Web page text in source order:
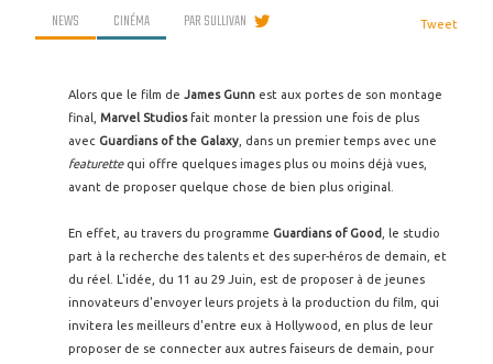
NEWS CINÉMA PARSULLIVAN Tweet
Alors que le film de James Gunn est aux portes de son montage
final, Marvel Studiosfait monter la pression une fois de plus
avec Guardians of the Galaxy , dans un premier temps avec une
featurettequi offre quelques images plus ou moins déjà vues,
avant de proposer quelque chose de bien plus original.
En effet, au travers du programme Guardians of Good
, le studio
part à la recherche des talents et des super-héros de demain, et
du réel. L'idée, du 11 au 29 Juin, est de proposer à de jeunes
innovateurs d'envoyer leurs projets à la production du film, qui
invitera les meilleurs d'entre eux à Hollywood, en plus de leur
proposer de se connecter aux autres faiseurs de demain, pour